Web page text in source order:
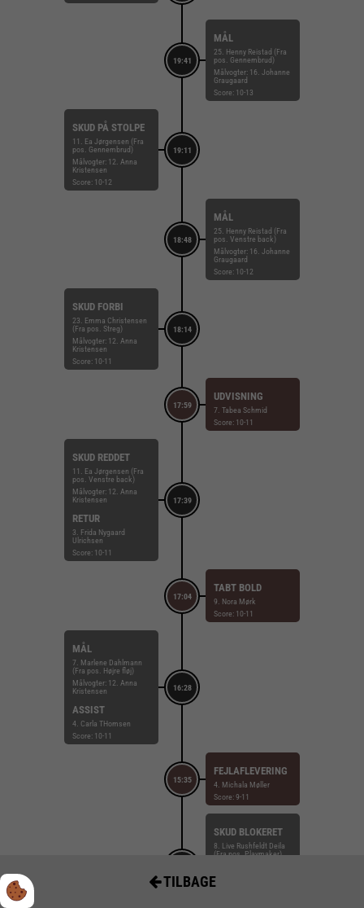
19:41
MÅL
25. Henny Reistad (Fra
pos. Gennembrud)
Målvogter: 16. Johanne
Graugaard
Score: 10-13
19:11
SKUD PÅ STOLPE
11. Ea Jørgensen (Fra
pos. Gennembrud)
Målvogter: 12. Anna
Kristensen
Score: 10-12
18:48
MÅL
25. Henny Reistad (Fra
pos. Venstre back)
Målvogter: 16. Johanne
Graugaard
Score: 10-12
18:14
SKUD FORBI
23. Emma Christensen
(Fra pos. Streg)
Målvogter: 12. Anna
Kristensen
Score: 10-11
17:59
UDVISNING
7. Tabea Schmid
Score: 10-11
17:39
SKUD REDDET
11. Ea Jørgensen (Fra
pos. Venstre back)
Målvogter: 12. Anna
Kristensen
RETUR
3. Frida Nygaard
Ulrichsen
Score: 10-11
17:04
TABT BOLD
9. Nora Mørk
Score: 10-11
16:28
MÅL
7. Marlene Dahlmann
(Fra pos. Højre fløj)
Målvogter: 12. Anna
Kristensen
ASSIST
4. Carla THomsen
Score: 10-11
15:35
FEJLAFLEVERING
4. Michala Møller
Score: 9-11
SKUD BLOKERET
8. Live Rushfeldt Deila
(Fra pos. Playmaker)
AF (RETUR)
TILBAGE